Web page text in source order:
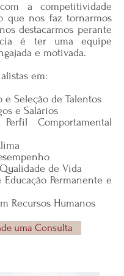
a competitividade
que nos faz tornarmos
destacarmos perante
é ter uma equipe
e motivada.
em:
e Seleção de Talentos
e Salários
Comportamental
de Vida
Educação Permanente e
Recursos Humanos
uma Consulta